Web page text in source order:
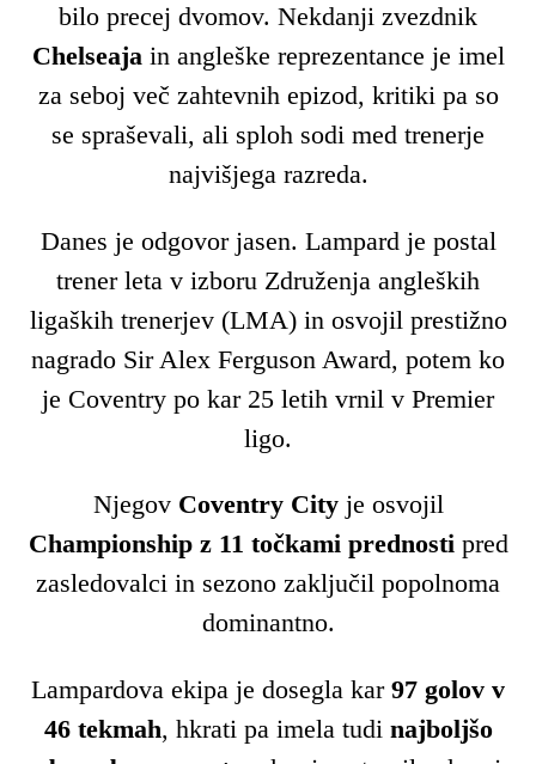
bilo precej dvomov. Nekdanji zvezdnik
Chelseajain angleške reprezentance je imel
za seboj več zahtevnih epizod, kritiki pa so
se spraševali, ali sploh sodi med trenerje
najvišjega razreda.
Danes je odgovor jasen. Lampard je postal
trener leta v izboru Združenja angleških
ligaških trenerjev (LMA) in osvojil prestižno
nagrado Sir Alex Ferguson Award, potem ko
je Coventry po kar 25 letih vrnil v Premier
ligo.
Njegov Coventry Cityje osvojil
Championship z 11 točkami prednostipred
zasledovalci in sezono zaključil popolnoma
dominantno.
Lampardova ekipa je dosegla kar 97 golov v
46 tekmah, hkrati pa imela tudi najboljšo